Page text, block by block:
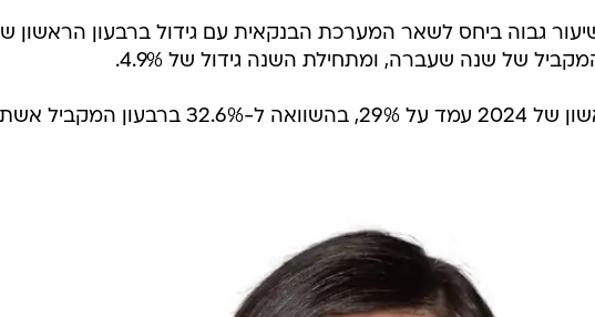
גבוה ביחס לשאר המערכת הבנקאית עם גידול ברבעון הראשון
המקביל אשתקד.